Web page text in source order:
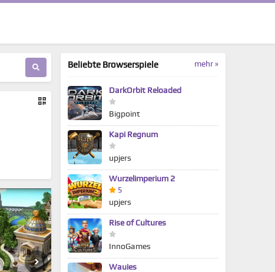
mehr »
Beliebte Browserspiele
DarkOrbit Reloaded
Bigpoint
Kapi Regnum
upjers
Wurzelimperium 2
5
upjers
Rise of Cultures
InnoGames
Wauies